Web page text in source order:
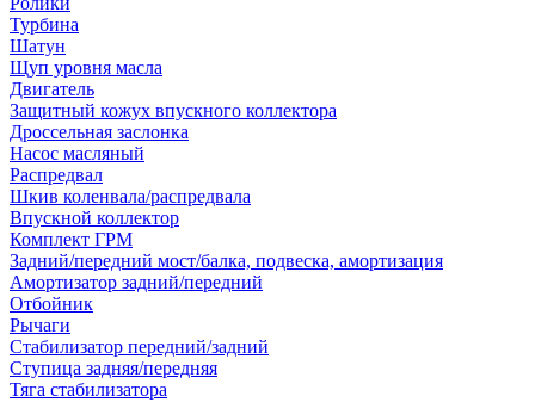
Турбина
Шатун
Щуп уровня масла
Двигатель
Защитный кожух впускного коллектора
Дроссельная заслонка
Насос масляный
Распредвал
Шкив коленвала/распредвала
Впускной коллектор
Комплект ГРМ
Задний/передний мост/балка, подвеска, амортизация
Амортизатор задний/передний
Отбойник
Рычаги
Стабилизатор передний/задний
Ступица задняя/передняя
Тяга стабилизатора